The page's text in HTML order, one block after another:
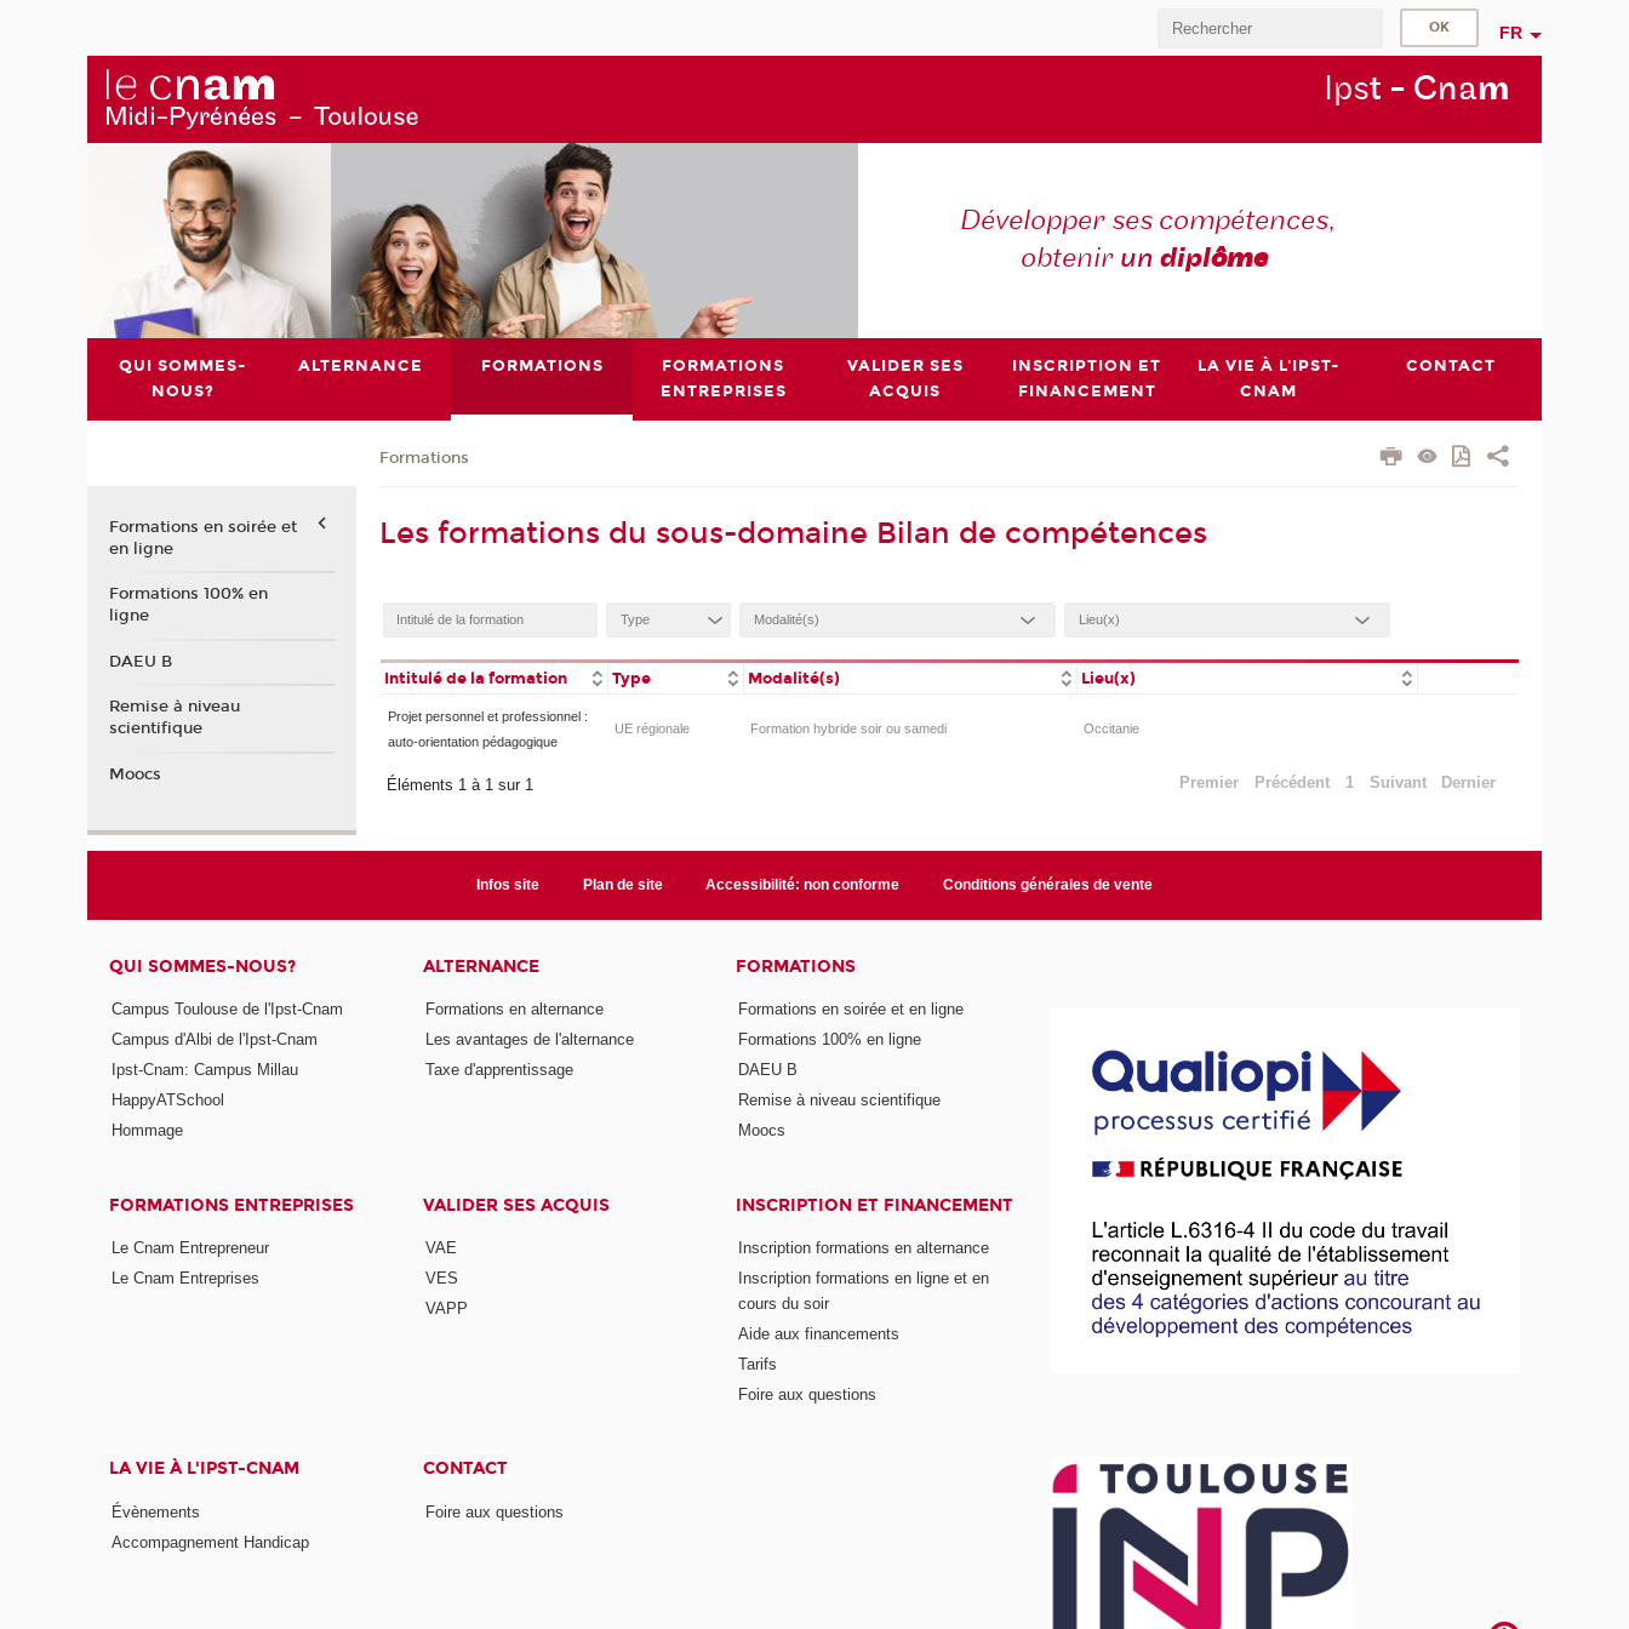
FR
Ipst - Cnam
Développer ses compétences,
obtenir undiplôme
QUI SOMMES-
NOUS?
ALTERNANCE FORMATIONS
FORMATIONS
ENTREPRISES
VALIDER SES
ACQUIS
INSCRIPTION ET
FINANCEMENT
LA VIE À L'IPST-
CNAM
CONTACT
Formations
Les formations du sous-domaine Bilan de compétences
Intitulé de la formation Type Modalité(s) Lieu(x)
Projet personnel et professionnel :
auto-orientation pédagogique
UE régionale Formation hybride soir ou samedi Occitanie
Éléments 1 à 1 sur 1 Premier Précédent 1 Suivant Dernier
Formations en soirée et
en ligne
Formations 100% en
ligne
DAEU B
Remise à niveau
scientifique
Moocs
Infos site Plan de site Accessibilité: non conforme Conditions générales de vente
QUI SOMMES-NOUS?
Campus Toulouse de l'Ipst-Cnam
Campus d'Albi de l'Ipst-Cnam
Ipst-Cnam: Campus Millau
HappyATSchool
Hommage
ALTERNANCE
Formations en alternance
Les avantages de l'alternance
Taxe d'apprentissage
FORMATIONS
Formations en soirée et en ligne
Formations 100% en ligne
DAEU B
Remise à niveau scientifique
Moocs
FORMATIONS ENTREPRISES
Le Cnam Entrepreneur
Le Cnam Entreprises
VALIDER SES ACQUIS
VAE
VES
VAPP
INSCRIPTION ET FINANCEMENT
Inscription formations en alternance
Inscription formations en ligne et en
cours du soir
Aide aux financements
Tarifs
Foire aux questions
LA VIE À L'IPST-CNAM
Évènements
Accompagnement Handicap
CONTACT
Foire aux questions